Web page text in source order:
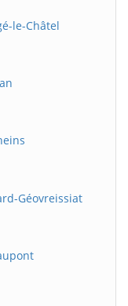
le-Châtel
Géovreissiat